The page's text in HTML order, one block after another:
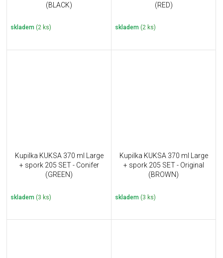
(BLACK)
skladem (2 ks)
(RED)
skladem (2 ks)
Kupilka KUKSA 370 ml Large
+ spork 205 SET - Conifer
(GREEN)
skladem (3 ks)
Kupilka KUKSA 370 ml Large
+ spork 205 SET - Original
(BROWN)
skladem (3 ks)